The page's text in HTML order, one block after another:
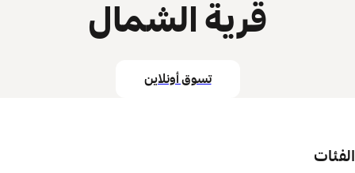
قرية الشمال
تسوق أونلاين
الفئات